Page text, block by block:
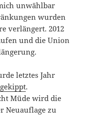
unwählbar
wurden
verlängert. 2012
und die Union
letztes Jahr
.
Müde wird die
Neuauflage zu